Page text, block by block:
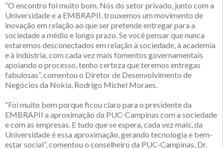
“O encontro foi muito bom. Nós do setor privado, junto com a
Universidade e a EMBRAPII, trouxemos um movimento de
inovação em relação ao que ser pretende entregar para a
sociedade a médio e longo prazo. Se você pensar que nunca
estaremos desconectados em relação à sociedade, à academia
e à indústria, com cada vez mais fomentos governamentais
apoiando o processo, tenho certeza que teremos entregas
fabulosas”, comentou o Diretor de Desenvolvimento de
Negócios da Nokia, Rodrigo Michel Moraes.
“Foi muito bom porque ficou claro para o presidente da
EMBRAPII a aproximação da PUC-Campinas com a sociedade
e com as empresas. E tudo que se espera, cada vez mais, da
Universidade é essa aproximação, gerando tecnologia e bem-
estar social”, comentou o conselheiro da PUC-Campinas, Dr.